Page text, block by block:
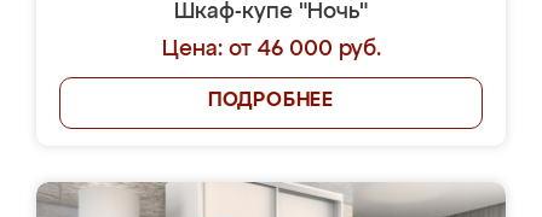
Шкаф-купе "Ночь"
Цена: от 46 000 руб.
ПОДРОБНЕЕ